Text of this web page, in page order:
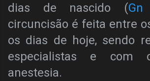
dias de nascido (Gn
circuncisão é feita entre
os dias de hoje, sendo
especialistas e
anestesia.